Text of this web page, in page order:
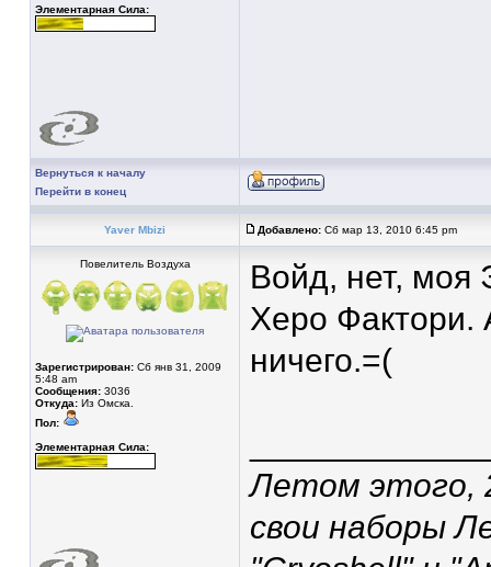
Элементарная Сила:
Вернуться к началу
Перейти в конец
Yaver Mbizi Добавлено: Сб мар 13, 2010 6:45 pm
Повелитель Воздуха
Зарегистрирован: Сб янв 31, 2009
5:48 am
Сообщения: 3036
Откуда: Из Омска.
Пол:
Элементарная Сила:
Войд, нет,
Херо Фактори.
ничего.=(
Летом этого,
свои наборы